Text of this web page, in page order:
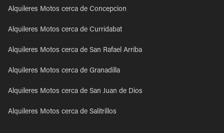
Alquileres Motos cerca de Concepcion
Alquileres Motos cerca de Curridabat
Alquileres Motos cerca de San Rafael Arriba
Alquileres Motos cerca de Granadilla
Alquileres Motos cerca de San Juan de Dios
Alquileres Motos cerca de Salitrillos